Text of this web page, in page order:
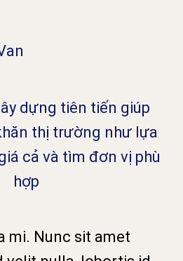
mi. Nunc sit amet